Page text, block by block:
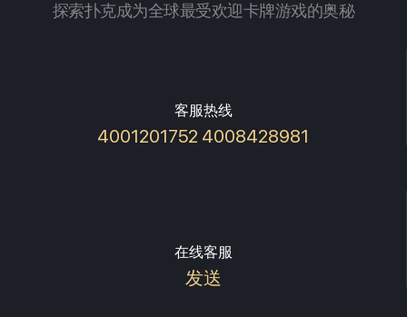
探索扑克成为全球最受欢迎卡牌游戏的奥秘
客服热线
4001201752 4008428981
在线客服
发送